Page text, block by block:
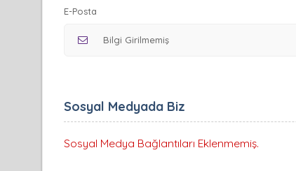
E-Posta
Sosyal Medyada Biz
Sosyal Medya Bağlantıları Eklenmemiş.